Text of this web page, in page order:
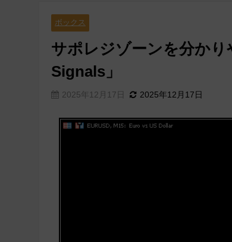
ボックス
サポレジゾーンを分か
Signals」
2025年12月17日 2025年12月17日